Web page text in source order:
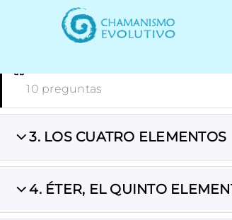
Inicio Curso de
2. LIMPIEZA ENERGÉTICA
10 preguntas
3. LOS CUATRO ELEMENTOS
4. ÉTER, EL QUINTO